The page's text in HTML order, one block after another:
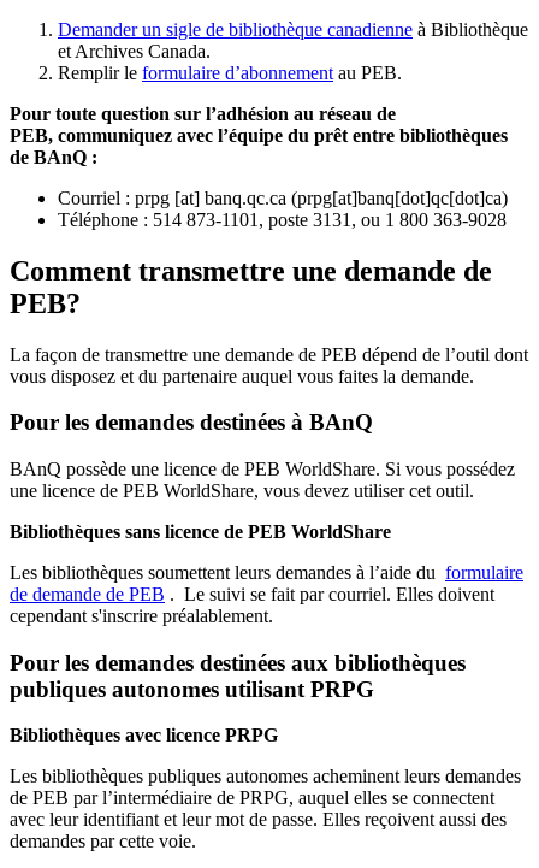
Demander un sigle de bibliothèque canadienne à Bibliothèque
et Archives Canada.
Remplir le formulaire d’abonnement au PEB.
Pour toute question sur l’adhésion au réseau de
PEB, communiquez avec l’équipe du prêt entre bibliothèques
de BAnQ :
Courriel : prpg [at] banq.qc.ca (prpg[at]banq[dot]qc[dot]ca)
Téléphone : 514 873-1101, poste 3131, ou 1 800 363-9028
Comment transmettre une demande de
PEB?
La façon de transmettre une demande de PEB dépend de l’outil dont
vous disposez et du partenaire auquel vous faites la demande.
Pour les demandes destinées à BAnQ
BAnQ possède une licence de PEB WorldShare. Si vous possédez
une licence de PEB WorldShare, vous devez utiliser cet outil.
Bibliothèques sans licence de PEB WorldShare
Les bibliothèques soumettent leurs demandes à l’aide du formulaire
de demande de PEB . Le suivi se fait par courriel. Elles doivent
cependant s'inscrire préalablement.
Pour les demandes destinées aux bibliothèques
publiques autonomes utilisant PRPG
Bibliothèques avec licence PRPG
Les bibliothèques publiques autonomes acheminent leurs demandes
de PEB par l’intermédiaire de PRPG, auquel elles se connectent
avec leur identifiant et leur mot de passe. Elles reçoivent aussi des
demandes par cette voie.